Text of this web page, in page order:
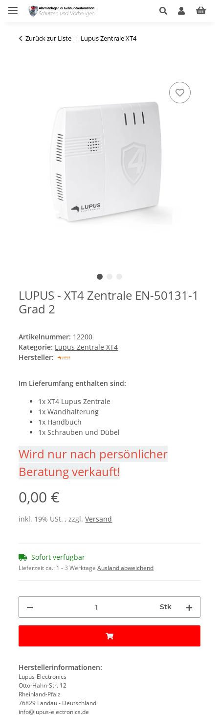
Zurück zur Liste Lupus Zentrale XT4
LUPUS - XT4 Zentrale EN-50131-1
Grad 2
Artikelnummer: 12200
Kategorie: Lupus Zentrale XT4
Hersteller:
Im Lieferumfang enthalten sind:
1x XT4 Lupus Zentrale
1x Wandhalterung
1x Handbuch
1x Schrauben und Dübel
Wird nur nach persönlicher
Beratung verkauft!
0,00 €
inkl. 19% USt. , zzgl.Versand
Sofort verfügbar
Lieferzeit ca.: 1 - 3 WerktageAusland abweichend
Stk
Herstellerinformationen:
Lupus-Electronics
Otto-Hahn-Str. 12
Rheinland-Pfalz
76829 Landau - Deutschland
info@lupus-electronics.de